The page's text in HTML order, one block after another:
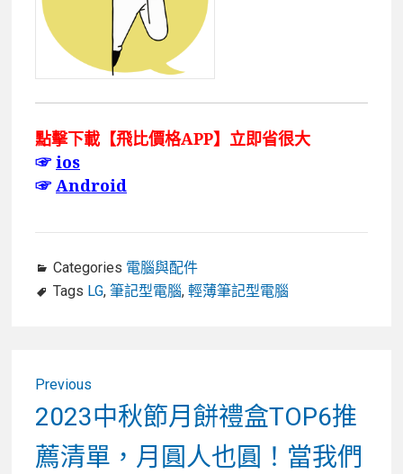
點擊下載【飛比價格APP】立即省很大
☞ios
☞Android
Categories 電腦與配件
Tags LG, 筆記型電腦, 輕薄筆記型電腦
Previous
Previous
post:
2023中秋節月餅禮盒TOP6推
薦清單，月圓人也圓！當我們